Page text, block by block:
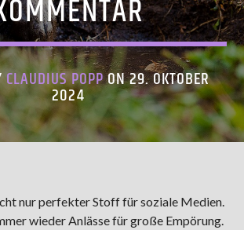
CHEF187, TIO & MWANJÉ
18:00
CLAUDIUS POPPON 29. OKTOBER
2024
nur perfekter Stoff für soziale Medien.
wieder Anlässe für große Empörung.